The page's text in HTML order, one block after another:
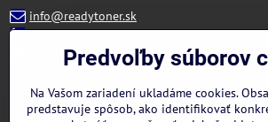
info@readytoner.sk
+421 944 322 536 (PO-PIA: 09:00- 15:00)
Facebook
WhatsApp
Predvoľby súborov
Na Vašom zariadení ukladáme cookies.
predstavuje spôsob, ako identifikovať